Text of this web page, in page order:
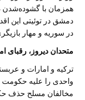
همزمان با
دمشق در توئیتی این
در سوریه و مهار
متحدان دیروز، رقبای
ترکیه و امارات و
واحدی را علیه حکومت
مخالفان مسلح حذف